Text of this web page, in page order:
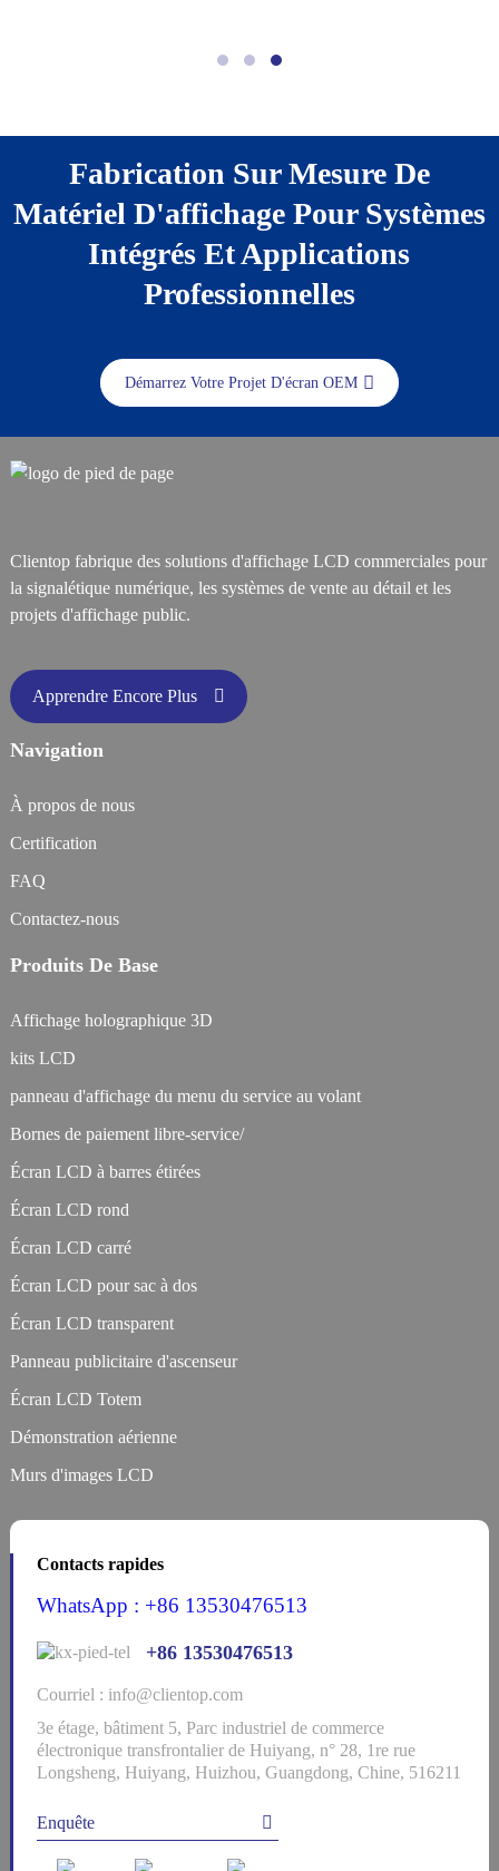
Fabrication Sur Mesure De
Matériel D'affichage Pour Systèmes
Intégrés Et Applications
Professionnelles
Démarrez Votre Projet D'écran OEM
Clientop fabrique des solutions d'affichage LCD commerciales pour
la signalétique numérique, les systèmes de vente au détail et les
projets d'affichage public.
Apprendre Encore Plus
Navigation
À propos de nous
Certification
FAQ
Contactez-nous
Produits De Base
Affichage holographique 3D
kits LCD
panneau d'affichage du menu du service au volant
Bornes de paiement libre-service/
Écran LCD à barres étirées
Écran LCD rond
Écran LCD carré
Écran LCD pour sac à dos
Écran LCD transparent
Panneau publicitaire d'ascenseur
Écran LCD Totem
Démonstration aérienne
Murs d'images LCD
Contacts rapides
WhatsApp : +86 13530476513
+86 13530476513
Courriel : info@clientop.com
3e étage, bâtiment 5, Parc industriel de commerce
électronique transfrontalier de Huiyang, n° 28, 1re rue
Longsheng, Huiyang, Huizhou, Guangdong, Chine, 516211
Enquête